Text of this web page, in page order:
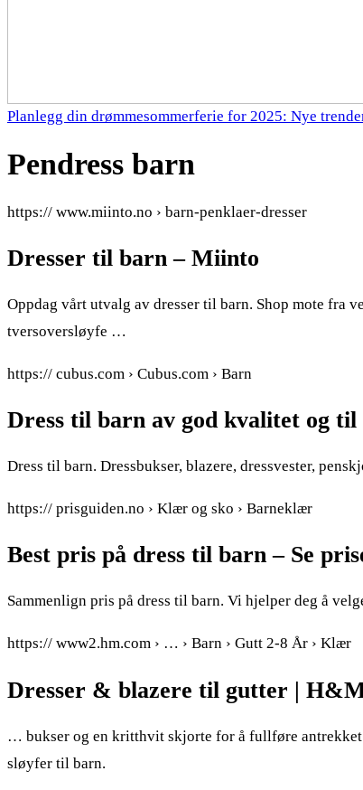
Planlegg din drømmesommerferie for 2025: Nye
Pendress barn
https:// www.miinto.no › barn-penklaer-dresser
Dresser til barn – Miinto
Oppdag vårt utvalg av dresser til barn. Shop mote fra
tversoversløyfe …
https:// cubus.com › Cubus.com › Barn
Dress til barn av god kvalitet og
Dress til barn. Dressbukser, blazere, dressvester,
https:// prisguiden.no › Klær og sko › Barneklær
Best pris på dress til barn – Se
Sammenlign pris på dress til barn. Vi hjelper deg å
https:// www2.hm.com › … › Barn › Gutt 2-8 År › Klær
Dresser & blazere til gutter |
… bukser og en kritthvit skjorte for å fullføre
sløyfer til barn.